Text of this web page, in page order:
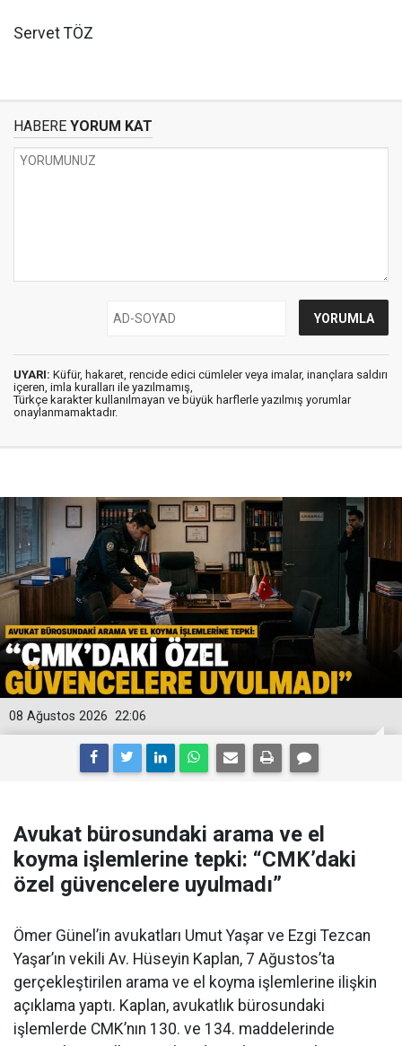
Servet TÖZ
HABERE YORUM KAT
UYARI: Küfür, hakaret, rencide edici cümleler veya imalar, inançlara saldırı
içeren, imla kuralları ile yazılmamış,
Türkçe karakter kullanılmayan ve büyük harflerle yazılmış yorumlar
onaylanmamaktadır.
22:06
08 Ağustos 2026
Avukat bürosundaki arama ve el
koyma işlemlerine tepki: “CMK’daki
özel güvencelere uyulmadı”
Ömer Günel’in avukatları Umut Yaşar ve Ezgi Tezcan
Yaşar’ın vekili Av. Hüseyin Kaplan, 7 Ağustos’ta
gerçekleştirilen arama ve el koyma işlemlerine ilişkin
açıklama yaptı. Kaplan, avukatlık bürosundaki
işlemlerde CMK’nın 130. ve 134. maddelerinde